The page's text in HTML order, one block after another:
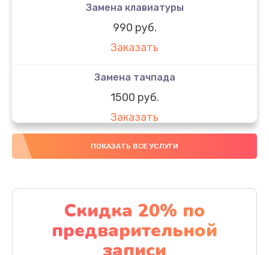
Замена клавиатуры
990 руб.
Заказать
Замена тачпада
1500 руб.
Заказать
Замена южного моста
Заказать
Чистка от пыли
1060 руб.
ПОКАЗАТЬ ВСЕ УСЛУГИ
Скидка 20% по
предварительной